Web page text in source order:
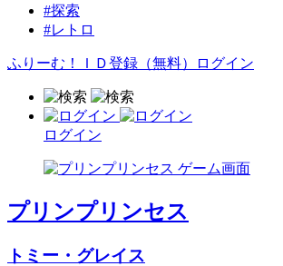
#探索
#レトロ
ふりーむ！ＩＤ登録（無料） ログイン
ログイン
プリンプリンセス
トミー・グレイス